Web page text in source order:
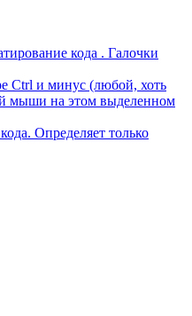
кода . Галочки
Ctrl и минус (любой, хоть
мыши на этом выделенном
Определяет только